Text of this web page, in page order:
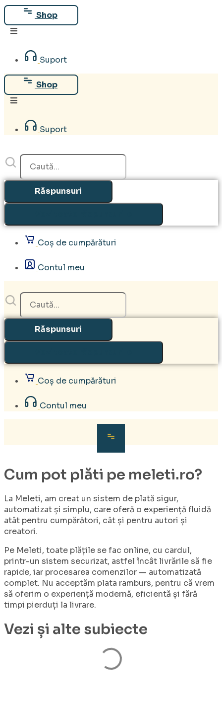
Sari
la
conținut
Shop
Suport
Shop
Suport
Search
...
Răspunsuri
Coș de cumpărături
Contul meu
Search
...
Răspunsuri
Coș de cumpărături
Contul meu
Cum pot plăti pe meleti.ro?
La Meleti, am creat un sistem de plată sigur,
automatizat și simplu, care oferă o experiență fluidă
atât pentru cumpărători, cât și pentru autori și
creatori.
Pe Meleti, toate plățile se fac online, cu cardul,
printr-un sistem securizat, astfel încât livrările să fie
rapide, iar procesarea comenzilor — automatizată
complet. Nu acceptăm plata ramburs, pentru că vrem
să oferim o experiență modernă, eficientă și fără
timpi pierduți la livrare.
Vezi și alte subiecte